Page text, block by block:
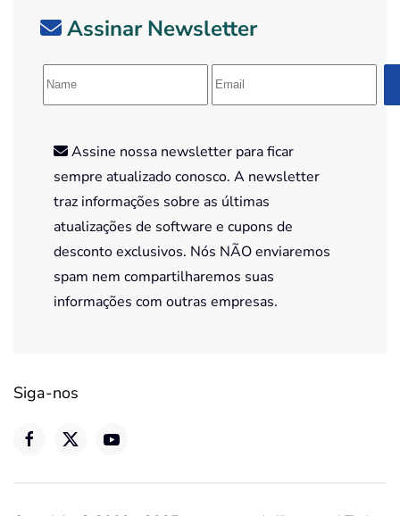
Assinar Newsletter
Assine nossa newsletter para ficar
sempre atualizado conosco. A newsletter
traz informações sobre as últimas
atualizações de software e cupons de
desconto exclusivos. Nós NÃO enviaremos
spam nem compartilharemos suas
informações com outras empresas.
Siga-nos